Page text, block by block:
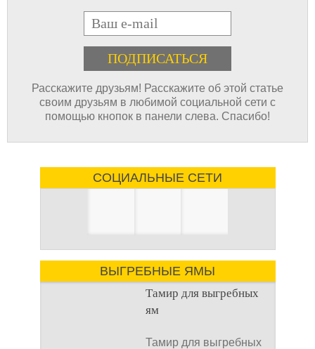
E-mail
Расскажите друзьям! Расскажите об этой статье
своим друзьям в любимой социальной сети с
помощью кнопок в панели слева. Спасибо!
СОЦИАЛЬНЫЕ СЕТИ
ВЫГРЕБНЫЕ ЯМЫ
Тамир для выгребных
ям
Тамир для выгребных